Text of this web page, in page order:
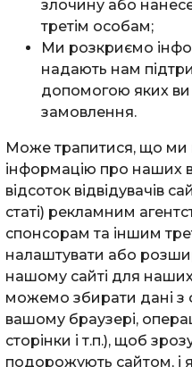
злочину або
третім особам;
Ми розкриємо
надають нам
допомогою яких
замовлення.
Може трапитися, що ми
інформацію про наших
відсоток відвідувачів
статі) рекламним
спонсорам та іншим
налаштувати або
нашому сайті для
можемо збирати дані з
вашому браузері,
сторінки і т.п.), щоб
подорожують сайтом, і